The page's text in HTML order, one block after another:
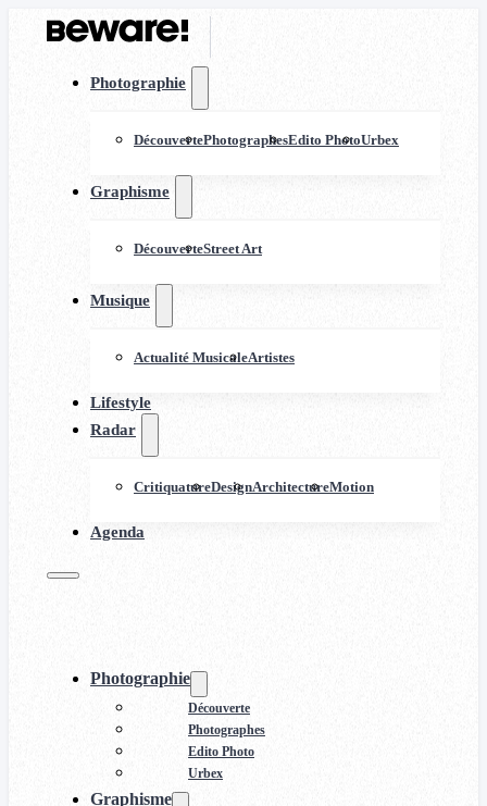
Photographie
DécouvertePhotographesEdito PhotoUrbex
Graphisme
DécouverteStreet Art
Musique
Actualité MusicaleArtistes
Lifestyle
Radar
CritiquatureDesignArchitectureMotion
Agenda
Photographie
Découverte
Photographes
Edito Photo
Urbex
Graphisme